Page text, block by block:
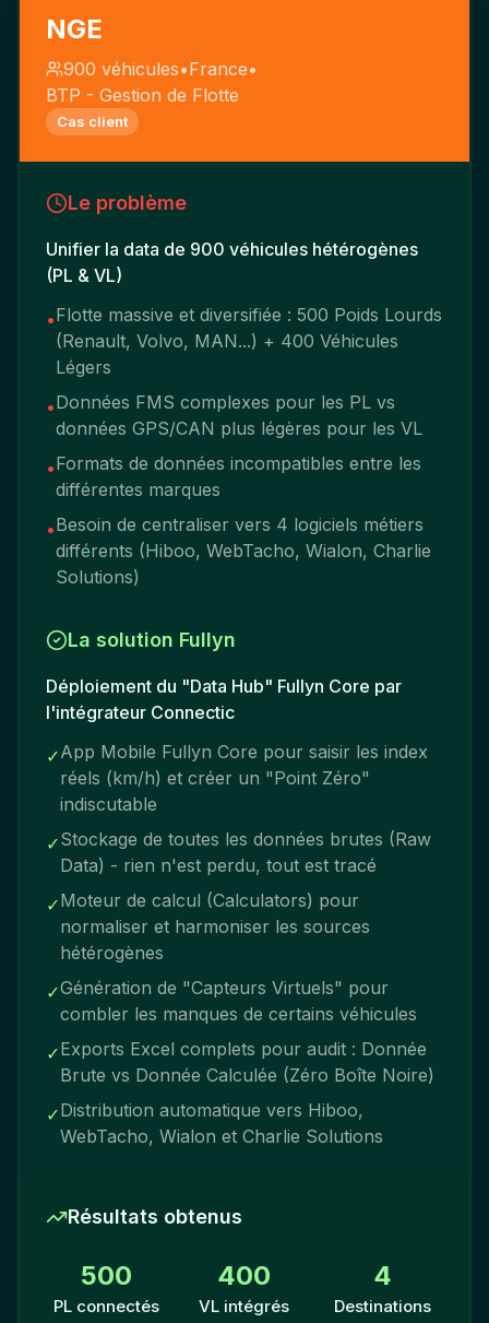
NGE
900 véhicules•France•
BTP - Gestion de Flotte
Cas client
Le problème
Unifier la data de 900 véhicules hétérogènes
(PL & VL)
•Flotte massive et diversifiée : 500 Poids Lourds
(Renault, Volvo, MAN...) + 400 Véhicules
Légers
•Données FMS complexes pour les PL vs
données GPS/CAN plus légères pour les VL
•Formats de données incompatibles entre les
différentes marques
•Besoin de centraliser vers 4 logiciels métiers
différents (Hiboo, WebTacho, Wialon, Charlie
Solutions)
La solution Fullyn
Déploiement du "Data Hub" Fullyn Core par
l'intégrateur Connectic
✓App Mobile Fullyn Core pour saisir les index
réels (km/h) et créer un "Point Zéro"
indiscutable
✓Stockage de toutes les données brutes (Raw
Data) - rien n'est perdu, tout est tracé
✓Moteur de calcul (Calculators) pour
normaliser et harmoniser les sources
hétérogènes
✓Génération de "Capteurs Virtuels" pour
combler les manques de certains véhicules
✓Exports Excel complets pour audit : Donnée
Brute vs Donnée Calculée (Zéro Boîte Noire)
✓Distribution automatique vers Hiboo,
WebTacho, Wialon et Charlie Solutions
Résultats obtenus
500
PL connectés
400
VL intégrés
4
Destinations